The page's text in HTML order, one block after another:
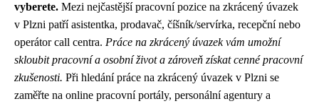
vyberete. Mezi nejčastější pracovní pozice na zkrácený úvazek
v Plzni patří asistentka, prodavač, číšník/servírka, recepční nebo
operátor call centra. Práce na zkrácený úvazek vám umožní
skloubit pracovní a osobní život a zároveň získat cenné pracovní
zkušenosti. Při hledání práce na zkrácený úvazek v Plzni se
zaměřte na online pracovní portály, personální agentury a